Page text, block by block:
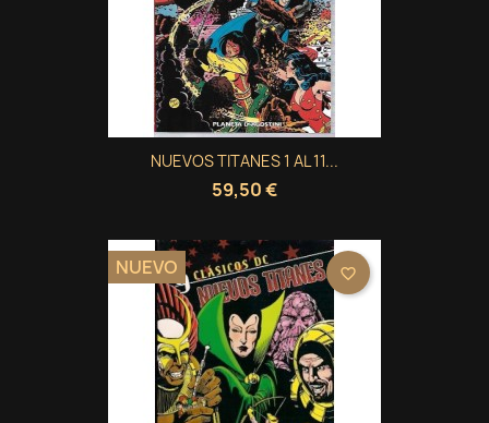
NUEVOS TITANES 1 AL 11...
59,50 €
NUEVO favorite_border